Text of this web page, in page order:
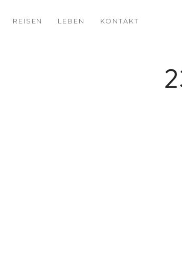
REISEN LEBEN KONTAKT